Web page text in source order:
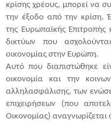
κρίσης χρέους, μπορεί να
την έξοδο από την κρίση.
της Ευρωπαϊκής
δικτύων που
οικονομίας στην Ευρώπη.
Αυτό που διαπιστώθηκε
οικονομία και την
αλληλασφάλισης, των
επιχειρήσεων (που
Οικονομίας)